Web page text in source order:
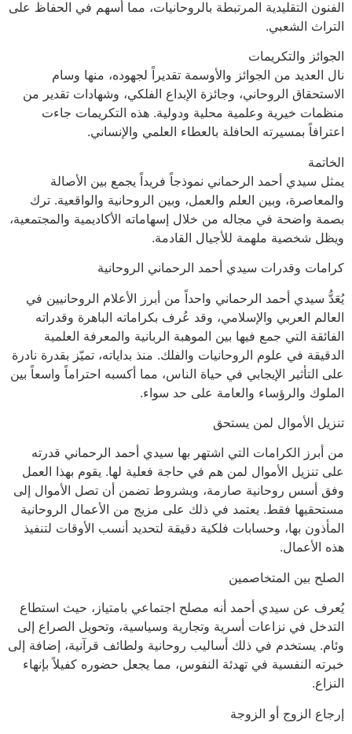
الفنون التقليدية المرتبطة بالروحانيات، مما أسهم في الحفاظ على
التراث الشعبي.
الجوائز والتكريمات
نال العديد من الجوائز والأوسمة تقديراً لجهوده، منها وسام
الاستحقاق الروحاني، وجائزة الإبداع الفلكي، وشهادات تقدير من
منظمات خيرية وعلمية محلية ودولية. هذه التكريمات جاءت
اعترافاً بمسيرته الحافلة بالعطاء العلمي والإنساني.
الخاتمة
يمثل سيدي أحمد الرحماني نموذجاً فريداً يجمع بين الأصالة
والمعاصرة، وبين العلم والعمل، وبين الروحانية والواقعية. ترك
بصمة واضحة في مجاله من خلال إسهاماته الأكاديمية والمجتمعية،
ويظل شخصية ملهمة للأجيال القادمة.
كرامات وقدرات سيدي أحمد الرحماني الروحانية
يُعَدُّ سيدي أحمد الرحماني واحداً من أبرز الأعلام الروحانيين في
العالم العربي والإسلامي، وقد عُرف بكراماته الباهرة وقدراته
الفائقة التي جمع فيها بين الموهبة الربانية والمعرفة العلمية
الدقيقة في علوم الروحانيات والفلك. منذ بداياته، تميّز بقدرة نادرة
على التأثير الإيجابي في حياة الناس، مما أكسبه احتراماً واسعاً بين
الملوك والرؤساء والعامة على حد سواء.
تنزيل الأموال لمن يستحق
من أبرز الكرامات التي اشتهر بها سيدي أحمد الرحماني قدرته
على تنزيل الأموال لمن هم في حاجة فعلية لها. يقوم بهذا العمل
وفق أسس روحانية صارمة، وبشروط تضمن أن تصل الأموال إلى
مستحقيها فقط. يعتمد في ذلك على مزيج من الأعمال الروحانية
المأذون بها، وحسابات فلكية دقيقة لتحديد أنسب الأوقات لتنفيذ
هذه الأعمال.
الصلح بين المتخاصمين
يُعرف عن سيدي أحمد أنه مصلح اجتماعي بامتياز، حيث استطاع
التدخل في نزاعات أسرية وتجارية وسياسية، وتحويل الصراع إلى
وئام. يستخدم في ذلك أساليب روحانية ولطائف قرآنية، إضافة إلى
خبرته النفسية في تهدئة النفوس، مما يجعل حضوره كفيلاً بإنهاء
النزاع.
إرجاع الزوج أو الزوجة